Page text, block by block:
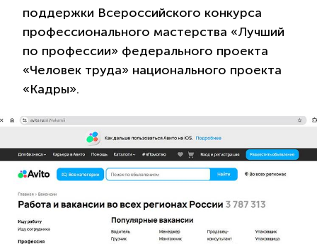
поддержки Всероссийского конкурса
профессионального мастерства «Лучший
по профессии» федерального проекта
«Человек труда» национального проекта
«Кадры».